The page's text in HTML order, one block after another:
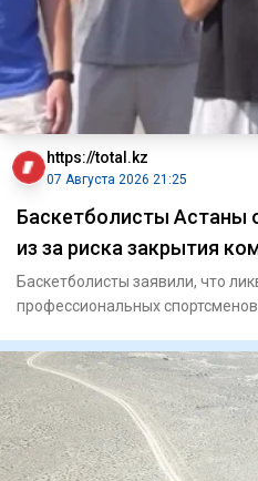
https://total.kz
07 Августа 2026 21:25
Баскетболисты Астаны
из за риска закрытия
Баскетболисты заявили, что
профессиональных